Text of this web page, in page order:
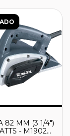
82 MM (3 1/4")
- M1902G